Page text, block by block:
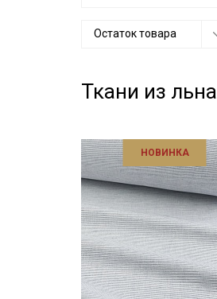
Остаток товара
Ткани из льна
НОВИНКА